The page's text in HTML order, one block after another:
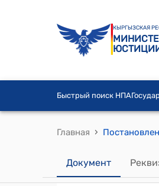
КЫРГЫЗСКАЯ
Быстрый поиск НПА
Главная ›
Документ